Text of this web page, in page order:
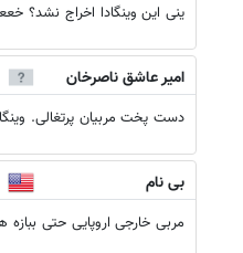
ینی این وینگادا اخراج نشد؟
امیر عاشق ناصرخان
دست پخت مربیان پرتغالی.
بی نام
مربی خارجی اروپایی حتی